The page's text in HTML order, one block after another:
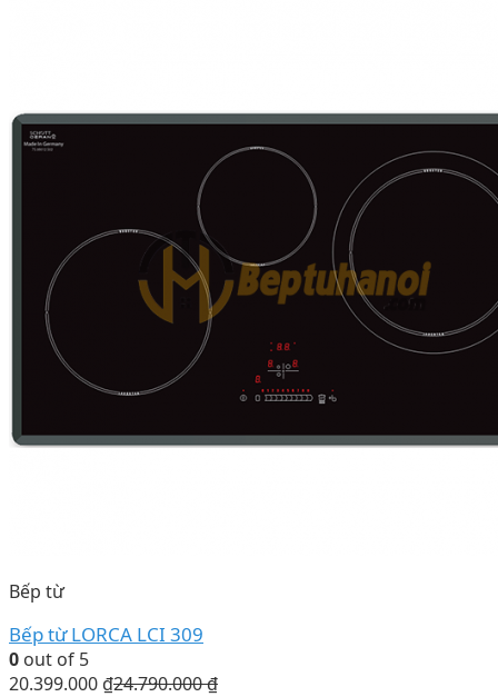
Bếp từ
Bếp từ LORCA LCI 309
0 out of 5
20.399.000 ₫24.790.000₫